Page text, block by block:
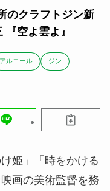
のクラフトジン新
空よ雲よ』
アルコール ジン
姫」「時をかける
画の美術監督を務